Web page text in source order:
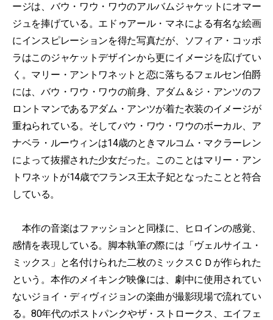
ージは、バウ・ワウ・ワウのアルバムジャケットにオマー
ジュを捧げている。エドゥアール・マネによる有名な絵画
にインスピレーションを得た写真だが、ソフィア・コッポ
ラはこのジャケットデザインから更にイメージを広げてい
く。マリー・アントワネットと恋に落ちるフェルセン伯爵
には、バウ・ワウ・ワウの前身、アダム＆ジ・アンツのフ
ロントマンであるアダム・アンツが着た衣装のイメージが
重ねられている。そしてバウ・ワウ・ワウのボーカル、ア
ナベラ・ルーウィンは14歳のときマルコム・マクラーレン
によって抜擢された少女だった。このことはマリー・アン
トワネットが14歳でフランス王太子妃となったことと符合
している。
本作の音楽はファッションと同様に、ヒロインの感覚、
感情を表現している。脚本執筆の際には「ヴェルサイユ・
ミックス」と名付けられた二枚のミックスＣＤが作られた
という。本作のメイキング映像には、劇中に使用されてい
ないジョイ・ディヴィジョンの楽曲が撮影現場で流れてい
る。80年代のポストパンクやザ・ストロークス、エイフェ